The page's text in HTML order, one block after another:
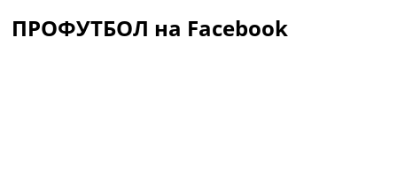
ПРОФУТБОЛ на Facebook